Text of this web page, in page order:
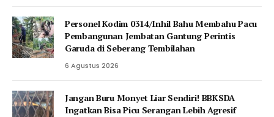
Personel Kodim 0314/Inhil Bahu Membahu Pacu
Pembangunan Jembatan Gantung Perintis
Garuda di Seberang Tembilahan
6 Agustus 2026
Jangan Buru Monyet Liar Sendiri! BBKSDA
Ingatkan Bisa Picu Serangan Lebih Agresif